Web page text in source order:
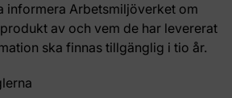
informera Arbetsmiljöverket om
av och vem de har levererat
ska finnas tillgänglig i tio år.